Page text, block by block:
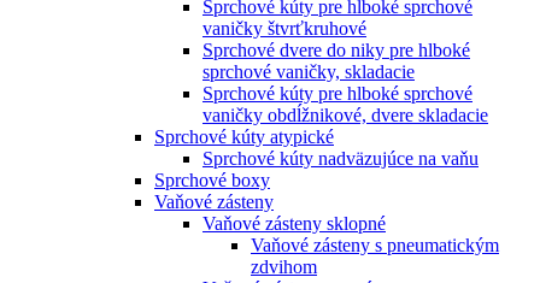
Sprchové kúty pre hlboké sprchové
vaničky štvrťkruhové
Sprchové dvere do niky pre hlboké
sprchové vaničky, skladacie
Sprchové kúty pre hlboké sprchové
vaničky obdĺžnikové, dvere skladacie
Sprchové kúty atypické
Sprchové kúty nadväzujúce na vaňu
Sprchové boxy
Vaňové zásteny
Vaňové zásteny sklopné
Vaňové zásteny s pneumatickým
zdvihom